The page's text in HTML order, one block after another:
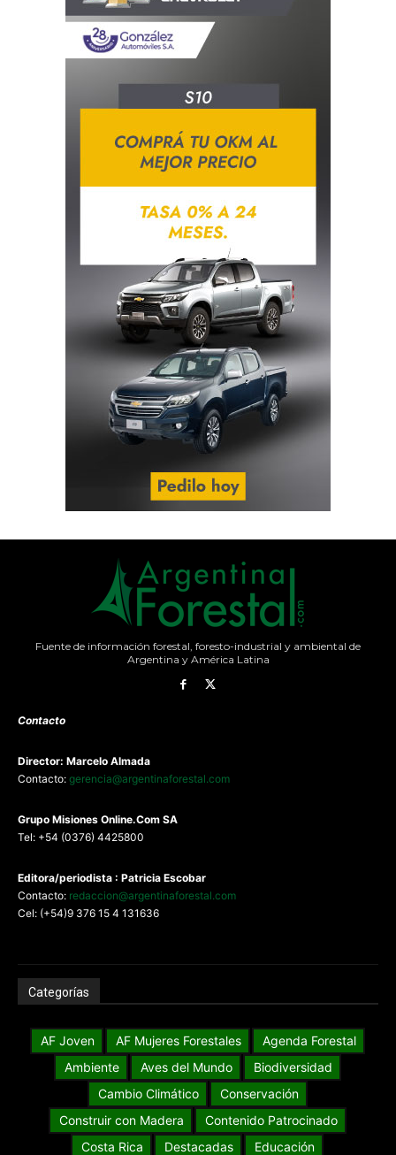
Fuente de información forestal, foresto-industrial y ambiental de
Argentina y América Latina
Contacto
Director: Marcelo Almada
Contacto: gerencia@argentinaforestal.com
Grupo Misiones Online.Com SA
Tel: +54 (0376) 4425800
Editora/periodista : Patricia Escobar
Contacto: redaccion@argentinaforestal.com
Cel: (+54)9 376 15 4 131636
Categorías
AF Joven AF Mujeres Forestales
Agenda Forestal
Ambiente
Aves del Mundo
Biodiversidad
Cambio Climático
Conservación
Construir con Madera
Contenido Patrocinado
Costa Rica
Destacadas
Educación